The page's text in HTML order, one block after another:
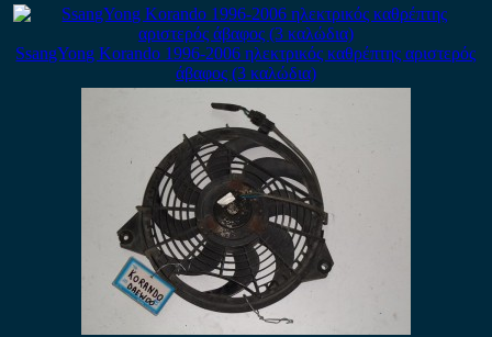
SsangYong Korando 1996-2006 ηλεκτρικός καθρέπτης αριστερός
άβαφος (3 καλώδια)